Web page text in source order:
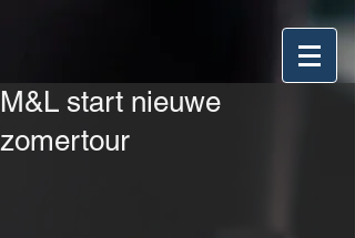
M&L start nieuwe
zomertour